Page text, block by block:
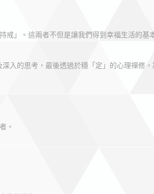
戒」。這兩者不但是讓我們得到幸福生活的基
入的思考，最後透過於穩「定」的心理禪修
。